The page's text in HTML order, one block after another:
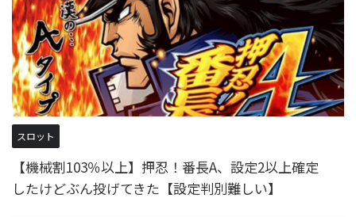
スロット
【機械割103％以上】押忍！番長A、設定2以上確定
したけどぶん投げてきた【設定判別難しい】